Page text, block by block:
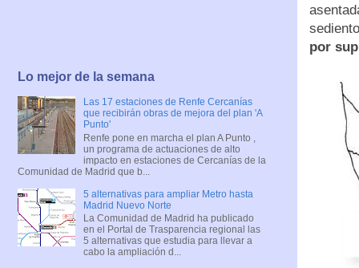
por
Lo mejor de la semana
Las 17 estaciones de Renfe Cercanías
que recibirán obras de mejora del plan 'A
Punto'
Renfe pone en marcha el plan A Punto ,
un programa de actuaciones de alto
impacto en estaciones de Cercanías de la
Comunidad de Madrid que b...
5 alternativas para ampliar Metro hasta
Madrid Nuevo Norte
La Comunidad de Madrid ha publicado
en el Portal de Trasparencia regional las
5 alternativas que estudia para llevar a
cabo la ampliación d...